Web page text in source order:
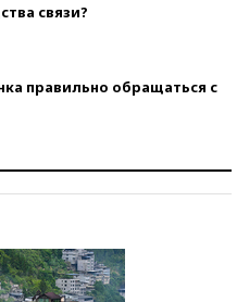
связи?
правильно обращаться с